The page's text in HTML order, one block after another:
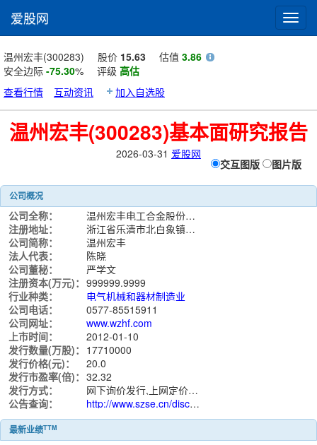
爱股网
温州宏丰(300283) 股价 15.63 估值 3.86
安全边际 -75.30% 评级 高估
查看行情
互动资讯 加入自选股
温州宏丰(300283)基本面研究报告
2026-03-31 爱股网
交互图版 图片版
公司概况
公司全称：
温州宏丰电工合金股份有限公司
注册地址：
浙江省乐清市北白象镇大桥工业区塘下片区
公司简称：
温州宏丰
法人代表：
陈晓
公司董秘：
严学文
注册资本(万元)： 999999.9999
行业种类：
电气机械和器材制造业
公司电话：
0577-85515911
公司网址：
www.wzhf.com
上市时间：
2012-01-10
发行数量(万股)： 17710000
发行价格(元)：
20.0
发行市盈率(倍)： 32.32
发行方式：
网下询价发行,上网定价发行
公告查询：
http://www.szse.cn/disclosure/listed/notice/index.html?stock=300283
最新业绩TTM